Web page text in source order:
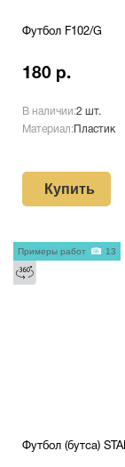
Футбол F102/G
180 р.
В наличии:2 шт.
Материал: Пластик
Купить
Футбол (бутса)
Примеры работ 13